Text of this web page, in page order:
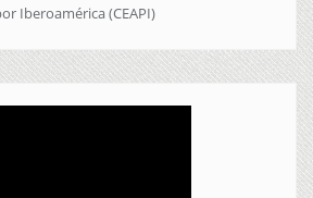
Iberoamérica (CEAPI)